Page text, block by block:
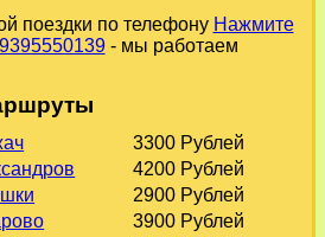
поездки по телефону Нажмите
- мы работаем
3300 Рублей
4200 Рублей
2900 Рублей
3900 Рублей